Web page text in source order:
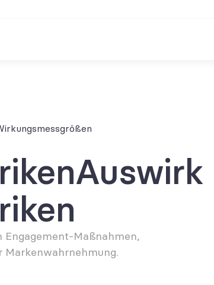
Engagement-Maßnahmen,
Markenwahrnehmung.